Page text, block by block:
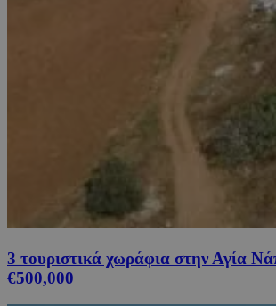
3 τουριστικά χωράφια στην Αγία
€500,000